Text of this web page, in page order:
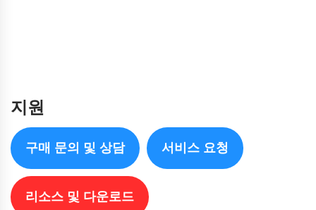
지원
구매 문의 및 상담 서비스 요청
리소스 및 다운로드